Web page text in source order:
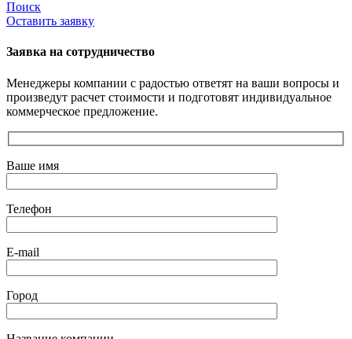
Поиск
Оставить заявку
Заявка на сотрудничество
Менеджеры компании с радостью ответят на ваши вопросы и
произведут расчет стоимости и подготовят индивидуальное
коммерческое предложение.
Ваше имя
Телефон
E-mail
Город